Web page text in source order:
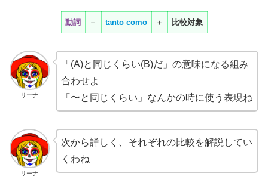
動詞 ＋ tanto como ＋ 比較対象
リーナ
「(A)と同じくらい(B)だ」の意味になる組み
合わせよ
「〜と同じくらい」なんかの時に使う表現ね
リーナ
次から詳しく、それぞれの比較を解説してい
くわね